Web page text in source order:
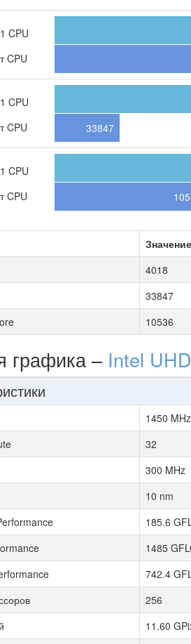
CPU
CPU
CPU
CPU
33847
CPU
CPU
Значение
4018
33847
10536
графика – Intel
1450 MHz
32
300 MHz
10 nm
185.6
1485
742.4
256
11.60